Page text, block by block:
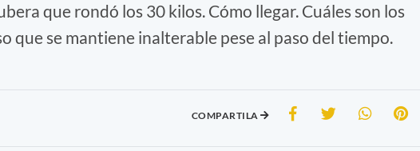
que rondó los 30 kilos. Cómo llegar. Cuáles son los
que se mantiene inalterable pese al paso del tiempo.
COMPARTILA